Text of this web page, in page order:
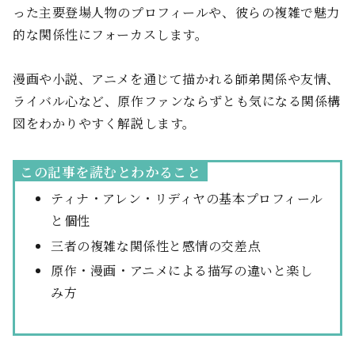
った主要登場人物のプロフィールや、彼らの複雑で魅力
的な関係性にフォーカスします。
漫画や小説、アニメを通じて描かれる師弟関係や友情、
ライバル心など、原作ファンならずとも気になる関係構
図をわかりやすく解説します。
この記事を読むとわかること
ティナ・アレン・リディヤの基本プロフィール
と個性
三者の複雑な関係性と感情の交差点
原作・漫画・アニメによる描写の違いと楽し
み方